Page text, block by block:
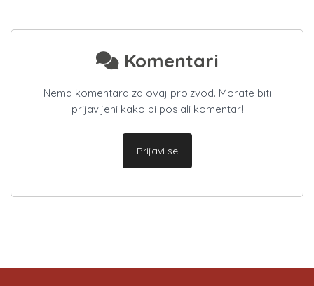
Komentari
Nema komentara za ovaj proizvod. Morate biti
prijavljeni kako bi poslali komentar!
Prijavi se